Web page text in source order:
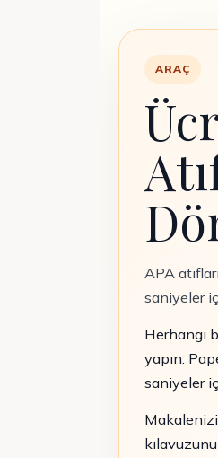
ARAÇ
APA
saniyeler
Herhangi
yapın.
saniyeler